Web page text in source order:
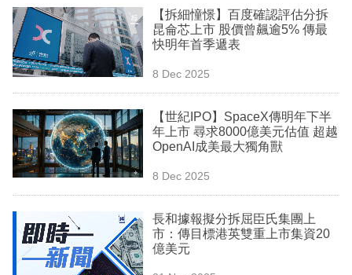
區
【拆細憧憬】百度確認評估分拆
昆侖芯上市 股價曾飆逾5% 傳最
快明年首季遞表
8 Dec 2025
【世紀IPO】SpaceX傳明年下半
年上市 尋求8000億美元估值 超越
OpenAI成美最大獨角獸
8 Dec 2025
長和據報擬分拆屈臣氏集團上
市：傳目標港英雙重上市集資20
億美元